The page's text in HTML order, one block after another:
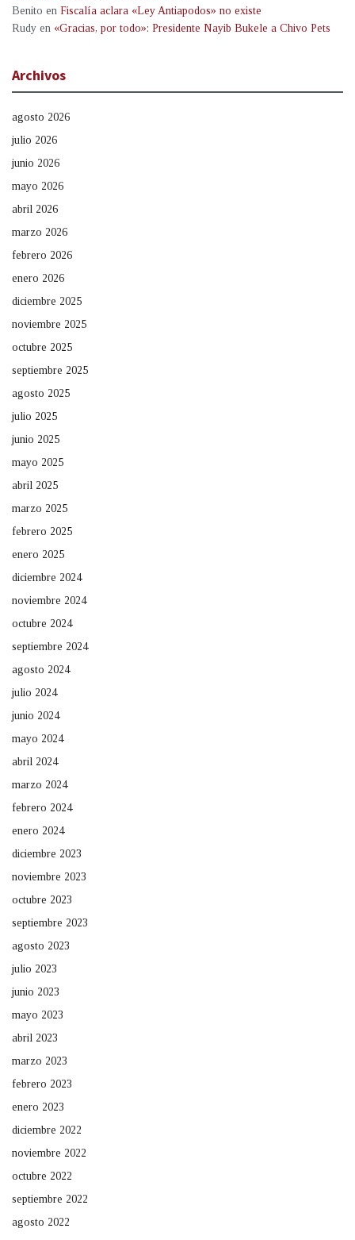
Benito en Fiscalía aclara «Ley Antiapodos» no existe
Rudy en «Gracias, por todo»: Presidente Nayib Bukele a Chivo Pets
Archivos
agosto 2026
julio 2026
junio 2026
mayo 2026
abril 2026
marzo 2026
febrero 2026
enero 2026
diciembre 2025
noviembre 2025
octubre 2025
septiembre 2025
agosto 2025
julio 2025
junio 2025
mayo 2025
abril 2025
marzo 2025
febrero 2025
enero 2025
diciembre 2024
noviembre 2024
octubre 2024
septiembre 2024
agosto 2024
julio 2024
junio 2024
mayo 2024
abril 2024
marzo 2024
febrero 2024
enero 2024
diciembre 2023
noviembre 2023
octubre 2023
septiembre 2023
agosto 2023
julio 2023
junio 2023
mayo 2023
abril 2023
marzo 2023
febrero 2023
enero 2023
diciembre 2022
noviembre 2022
octubre 2022
septiembre 2022
agosto 2022